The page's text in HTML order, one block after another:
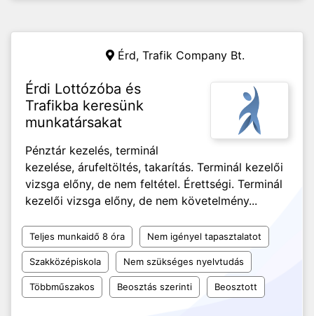
Érd, Trafik Company Bt.
Érdi Lottózóba és
Trafikba keresünk
munkatársakat
Pénztár kezelés, terminál
kezelése, árufeltöltés, takarítás. Terminál kezelői
vizsga előny, de nem feltétel. Érettségi. Terminál
kezelői vizsga előny, de nem követelmény...
Teljes munkaidő 8 óra Nem igényel tapasztalatot
Szakközépiskola Nem szükséges nyelvtudás
Többműszakos Beosztás szerinti Beosztott